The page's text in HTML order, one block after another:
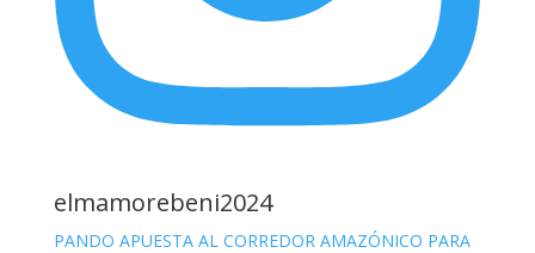
elmamorebeni2024
PANDO APUESTA AL CORREDOR AMAZÓNICO PARA